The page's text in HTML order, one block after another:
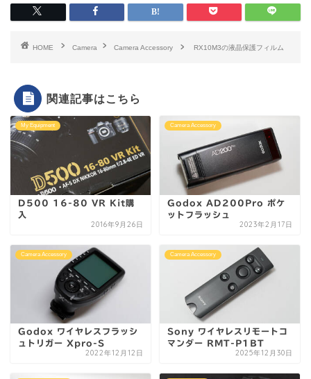
HOME Camera Camera Accessory RX10M3の液晶保護フィルム
関連記事はこちら
My Equipment
D500 16-80 VR Kit購
入
2016年9月26日
Camera Accessory
Godox AD200Pro ポケ
ットフラッシュ
2023年2月17日
Camera Accessory
Godox ワイヤレスフラッシ
ュトリガー Xpro-S
2022年12月12日
Camera Accessory
Sony ワイヤレスリモートコ
マンダー RMT-P1BT
2025年12月30日